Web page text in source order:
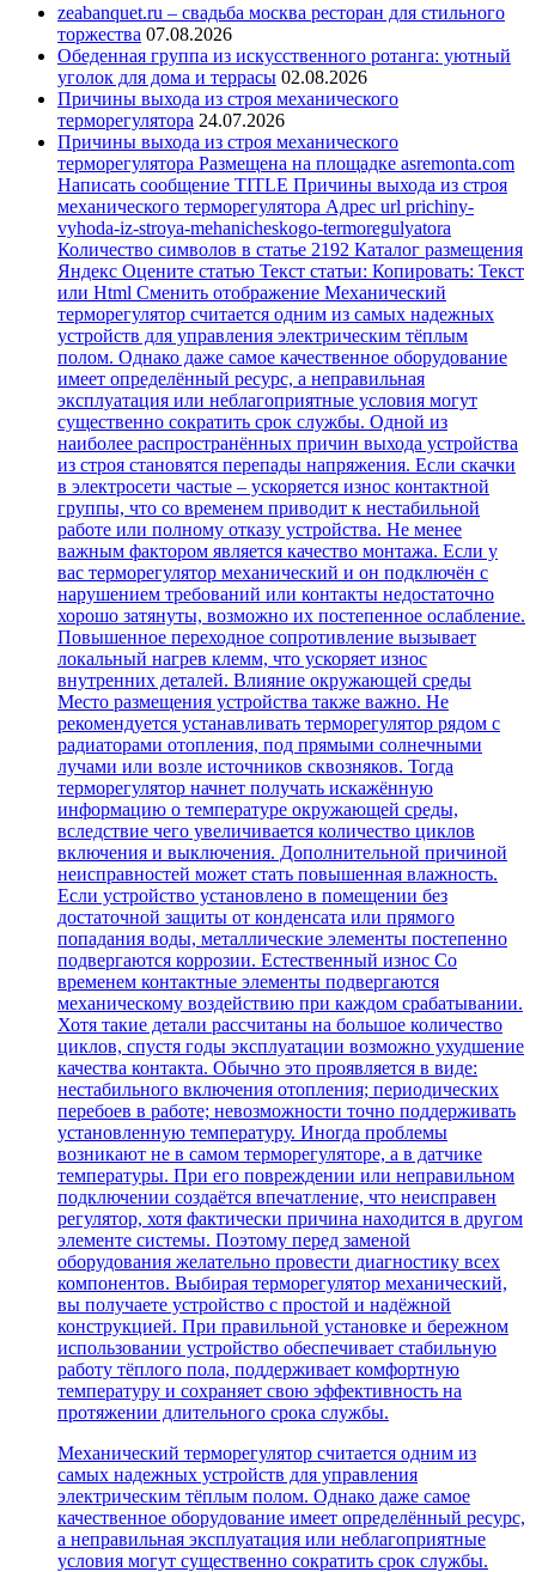
zeabanquet.ru – свадьба москва ресторан для стильного
торжества 07.08.2026
Обеденная группа из искусственного ротанга: уютный
уголок для дома и террасы 02.08.2026
Причины выхода из строя механического
терморегулятора 24.07.2026
Причины выхода из строя механического
терморегулятора Размещена на площадке asremonta.com
Написать сообщение TITLE Причины выхода из строя
механического терморегулятора Адрес url prichiny-
vyhoda-iz-stroya-mehanicheskogo-termoregulyatora
Количество символов в статье 2192 Каталог размещения
Яндекс Оцените статью Текст статьи: Копировать: Текст
или Html Cменить отображение Механический
терморегулятор считается одним из самых надежных
устройств для управления электрическим тёплым
полом. Однако даже самое качественное оборудование
имеет определённый ресурс, а неправильная
эксплуатация или неблагоприятные условия могут
существенно сократить срок службы. Одной из
наиболее распространённых причин выхода устройства
из строя становятся перепады напряжения. Если скачки
в электросети частые – ускоряется износ контактной
группы, что со временем приводит к нестабильной
работе или полному отказу устройства. Не менее
важным фактором является качество монтажа. Если у
вас терморегулятор механический и он подключён с
нарушением требований или контакты недостаточно
хорошо затянуты, возможно их постепенное ослабление.
Повышенное переходное сопротивление вызывает
локальный нагрев клемм, что ускоряет износ
внутренних деталей. Влияние окружающей среды
Место размещения устройства также важно. Не
рекомендуется устанавливать терморегулятор рядом с
радиаторами отопления, под прямыми солнечными
лучами или возле источников сквозняков. Тогда
терморегулятор начнет получать искажённую
информацию о температуре окружающей среды,
вследствие чего увеличивается количество циклов
включения и выключения. Дополнительной причиной
неисправностей может стать повышенная влажность.
Если устройство установлено в помещении без
достаточной защиты от конденсата или прямого
попадания воды, металлические элементы постепенно
подвергаются коррозии. Естественный износ Со
временем контактные элементы подвергаются
механическому воздействию при каждом срабатывании.
Хотя такие детали рассчитаны на большое количество
циклов, спустя годы эксплуатации возможно ухудшение
качества контакта. Обычно это проявляется в виде:
нестабильного включения отопления; периодических
перебоев в работе; невозможности точно поддерживать
установленную температуру. Иногда проблемы
возникают не в самом терморегуляторе, а в датчике
температуры. При его повреждении или неправильном
подключении создаётся впечатление, что неисправен
регулятор, хотя фактически причина находится в другом
элементе системы. Поэтому перед заменой
оборудования желательно провести диагностику всех
компонентов. Выбирая терморегулятор механический,
вы получаете устройство с простой и надёжной
конструкцией. При правильной установке и бережном
использовании устройство обеспечивает стабильную
работу тёплого пола, поддерживает комфортную
температуру и сохраняет свою эффективность на
протяжении длительного срока службы.
Механический терморегулятор считается одним из
самых надежных устройств для управления
электрическим тёплым полом. Однако даже самое
качественное оборудование имеет определённый ресурс,
а неправильная эксплуатация или неблагоприятные
условия могут существенно сократить срок службы.